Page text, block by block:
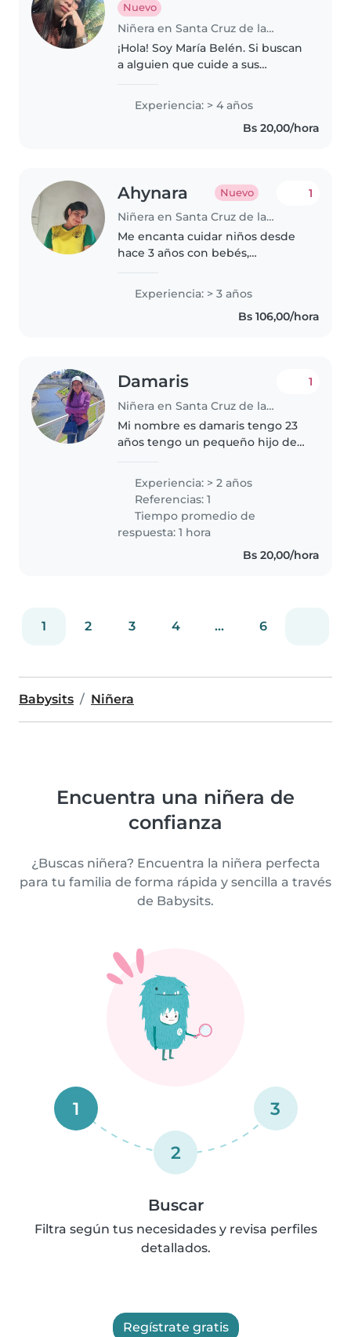
Nuevo
Niñera en Santa Cruz de la Sierra
¡Hola! Soy María Belén. Si buscan
a alguien que cuide a sus
indicada! Tengo experiencia
organizando juegos didácticos y..
Experiencia: > 4 años
Bs 20,00/hora
Ahynara Nuevo
Niñera en Santa Cruz de la Sierra
1
Me encanta cuidar niños desde
hace 3 años con bebés,
experiencia con niños con
necesidades especiales, como
autismo. Domino manualidades,
Experiencia: > 3 años
Bs 106,00/hora
Damaris
Niñera en Santa Cruz de la Sierra
1
Mi nombre es damaris tengo 23
años tengo un pequeño hijo de 2
aprendí a hacer voces de sus
dibujos preferidos, se cocinar
comidas saludables, se preparar..
Experiencia: > 2 años
Referencias: 1
Tiempo promedio de
respuesta: 1 hora
Bs 20,00/hora
1 2 3 4 ... 6
Babysits Niñera
Encuentra una niñera de
confianza
¿Buscas niñera? Encuentra la niñera perfecta
para tu familia de forma rápida y sencilla a través
de Babysits.
1
2
3
Buscar
Filtra según tus necesidades y revisa perfiles
detallados.
Regístrate gratis